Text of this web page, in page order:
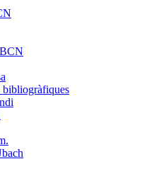
bibliogràfiques